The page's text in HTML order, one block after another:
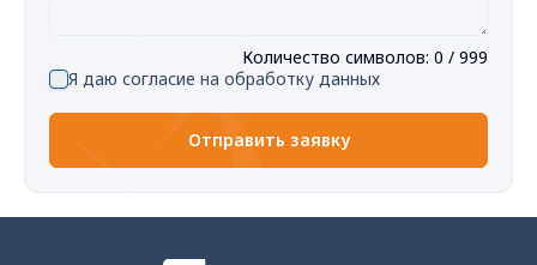
Количество символов: 0 / 999
Я даю согласие на обработку данных
Отправить заявку